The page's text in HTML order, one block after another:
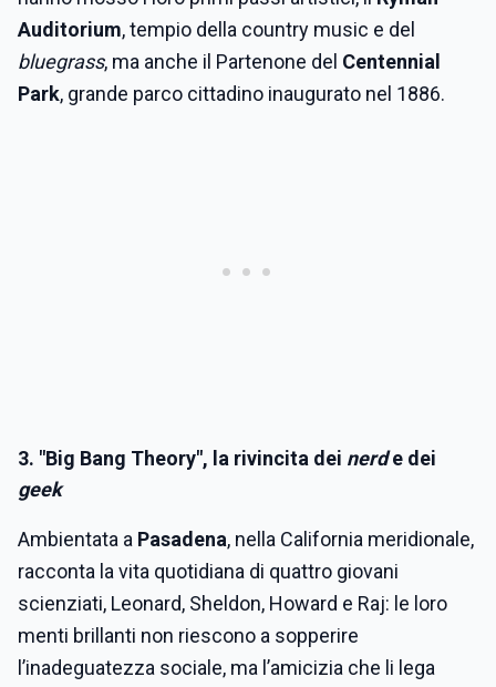
Auditorium, tempio della country music e del
bluegrass, ma anche il Partenone del Centennial
Park, grande parco cittadino inaugurato nel 1886.
3. "Big Bang Theory", la rivincita dei nerde dei
geek
Ambientata a Pasadena, nella California meridionale,
racconta la vita quotidiana di quattro giovani
scienziati, Leonard, Sheldon, Howard e Raj: le loro
menti brillanti non riescono a sopperire
l’inadeguatezza sociale, ma l’amicizia che li lega